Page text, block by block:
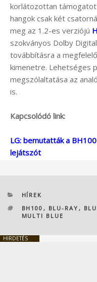
korlátozottan
hangok csak két
meg az 1.2-es verziójú
szokványos Dolby
továbbításra a
kimenetre. Lehetséges
megszólaltatása az
is.
Kapcsolódó link:
LG: bemutatták a
lejátszót
KATEGÓRIÁK
HÍREK
CÍMKÉK
BH100 , BLU-RAY ,
MULTI BLUE
HIRDETÉS